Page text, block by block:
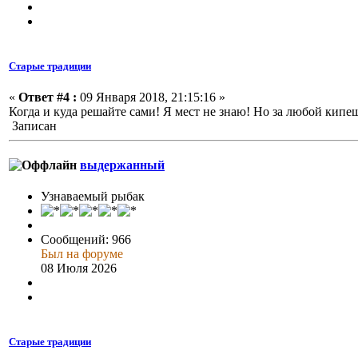
Старые традиции
« Ответ #4 : 09 Января 2018, 21:15:16 »
Когда и куда решайте сами! Я мест не знаю! Но за любой
Записан
выдержанный
Узнаваемый рыбак
Сообщений: 966
Был на форуме
08 Июля 2026
Старые традиции